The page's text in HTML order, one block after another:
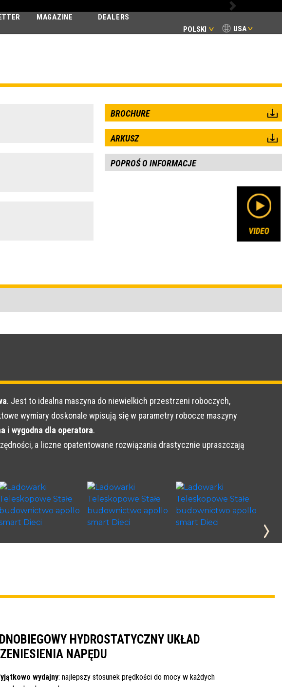
USA
POLSKI
MAGAZINE DEALERS
Next
SMART
BROCHURE
ARKUSZ
POPROŚ O INFORMACJE
. Jest to idealna maszyna do niewielkich przestrzeni roboczych,
wymiary doskonale wpisują się w parametry robocze maszyny
i wygodna dla operatora.
a liczne opatentowane rozwiązania drastycznie upraszczają
HYDROSTATYCZNY UKŁAD
NAPĘDU
wydajny: najlepszy stosunek prędkości do mocy w każdych